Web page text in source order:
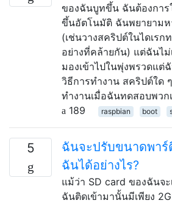
ของฉันบูทขึ้น ฉันต้องการใ
ขึ้นอัตโนมัติ ฉันพยายาม
(เช่นวางสคริปต์ในไดเรก
อย่างที่คล้ายกัน) แต่ฉันไ
มองเข้าไปในพุ่งพรวดแต่
วิธีการทำงาน สคริปต์ใด
ทำงานเมื่อฉันทดสอบพวก
189
raspbian boot
5
ฉันจะปรับขนาดพา
ฉันได้อย่างไร?
แม้ว่า SD card ของฉันจ
ฉันติดเข้ามานั้นมีเพียง